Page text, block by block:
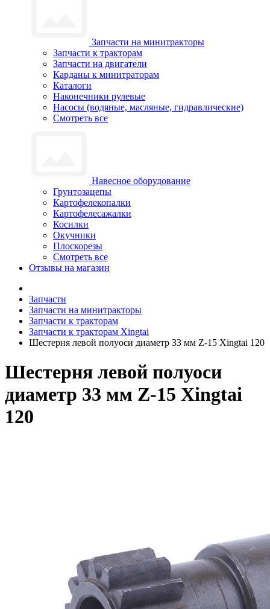
Запчасти на минитракторы
Запчасти к тракторам
Запчасти на двигатели
Карданы к минитраторам
Каталоги
Наконечники рулевые
Насосы (водяные, масляные, гидравлические)
Смотреть все
Навесное оборудование
Грунтозацепы
Картофелекопалки
Картофелесажалки
Косилки
Окучники
Плоскорезы
Смотреть все
Отзывы на магазин
Запчасти
Запчасти на минитракторы
Запчасти к тракторам
Запчасти к тракторам Xingtai
Шестерня левой полуоси диаметр 33 мм Z-15 Xingtai 120
Шестерня левой полуоси
диаметр 33 мм Z-15 Xingtai
120